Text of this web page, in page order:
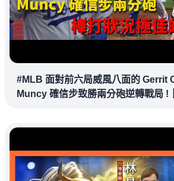
#MLB 面對前六局威風八面的 Gerrit
Muncy 確信步致勝兩分砲逆轉戰局 !